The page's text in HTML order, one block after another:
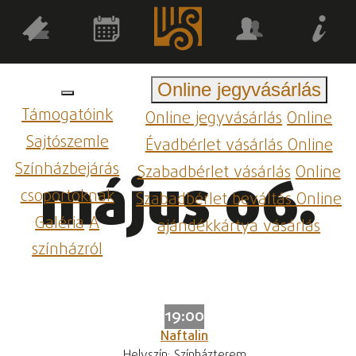
Támogatóink
Sajtószemle
Színházbejárás
csoportoknak
GalériaA
színházról
Online jegyvásárlás
Online jegyvásárlásOnline
Évadbérlet vásárlásOnline
Szabadbérlet vásárlásOnline
Szabadbérlet beváltásOnline
ajándékkártya vásárlás
május 06.
19:00
Naftalin